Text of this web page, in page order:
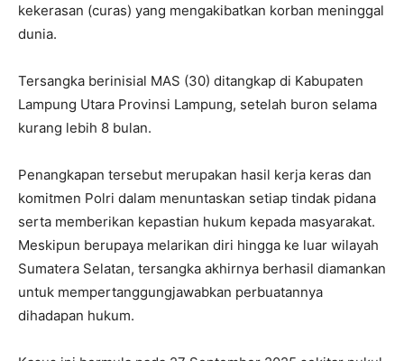
kekerasan (curas) yang mengakibatkan korban meninggal
dunia.
Tersangka berinisial MAS (30) ditangkap di Kabupaten
Lampung Utara Provinsi Lampung, setelah buron selama
kurang lebih 8 bulan.
Penangkapan tersebut merupakan hasil kerja keras dan
komitmen Polri dalam menuntaskan setiap tindak pidana
serta memberikan kepastian hukum kepada masyarakat.
Meskipun berupaya melarikan diri hingga ke luar wilayah
Sumatera Selatan, tersangka akhirnya berhasil diamankan
untuk mempertanggungjawabkan perbuatannya
dihadapan hukum.